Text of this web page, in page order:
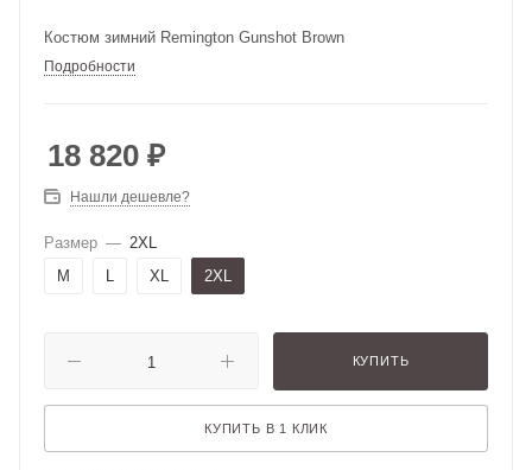
Костюм зимний Remington Gunshot Brown
Подробности
18 820 ₽
Нашли дешевле?
Размер — 2XL
M
L XL 2XL
КУПИТЬ
КУПИТЬ В 1 КЛИК